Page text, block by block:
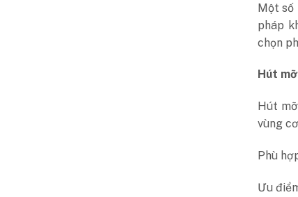
Một số
pháp
chọn
Hút
Hút
vùng
Phù
Ưu